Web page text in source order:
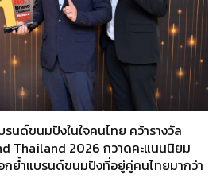
นด์ขนมปังในใจคนไทย คว้ารางวัล
Thailand 2026 กวาดคะแนนนิยม
กย้ำแบรนด์ขนมปังที่อยู่คู่คนไทยมากว่า